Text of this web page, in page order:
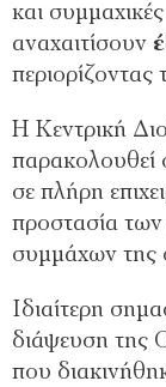
και
αναχαιτίσουν
περιορίζοντας
Η Κεντρική
παρακολουθεί
σε πλήρη
προστασία
συμμάχων της
Ιδιαίτερη
διάψευση της
που